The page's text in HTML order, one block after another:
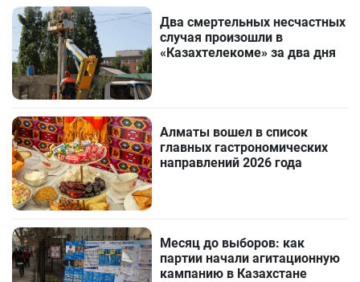
Два смертельных несчастных
случая произошли в
«Казахтелекоме» за два дня
Алматы вошел в список
главных гастрономических
направлений 2026 года
Месяц до выборов: как
партии начали агитационную
кампанию в Казахстане